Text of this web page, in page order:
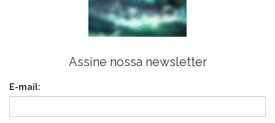
Assine nossa newsletter
E-mail: